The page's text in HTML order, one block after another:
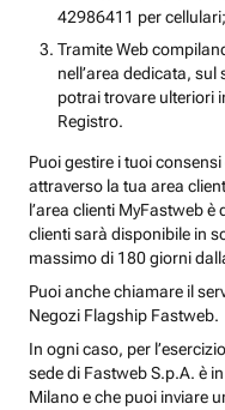
42986411 per cellulari;
Tramite Web
nell’area dedicata, sul
potrai trovare ulteriori
Registro.
Puoi gestire i tuoi
attraverso la tua area
l’area clienti MyFastweb è
clienti sarà disponibile in
massimo di 180 giorni
Puoi anche chiamare il
Negozi Flagship Fastweb.
In ogni caso, per
sede di Fastweb S.p.A. è
Milano e che puoi inviare